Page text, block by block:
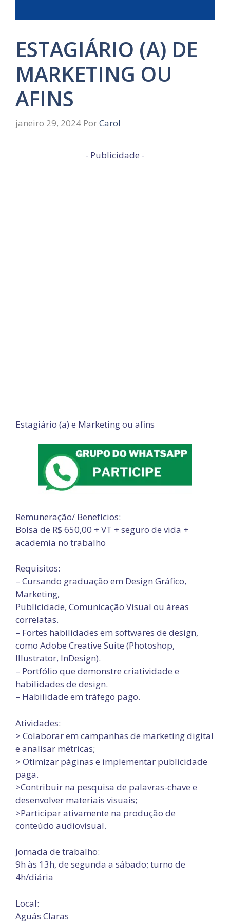
ESTAGIÁRIO (A) DE
MARKETING OU
AFINS
janeiro 29, 2024 PorCarol
- Publicidade -
Estagiário (a) e Marketing ou afins
Remuneração/ Benefícios:
Bolsa de R$ 650,00 + VT + seguro de vida +
academia no trabalho
Requisitos:
– Cursando graduação em Design Gráfico,
Marketing,
Publicidade, Comunicação Visual ou áreas
correlatas.
– Fortes habilidades em softwares de design,
como Adobe Creative Suite (Photoshop,
Illustrator, InDesign).
– Portfólio que demonstre criatividade e
habilidades de design.
– Habilidade em tráfego pago.
Atividades:
> Colaborar em campanhas de marketing digital
e analisar métricas;
> Otimizar páginas e implementar publicidade
paga.
>Contribuir na pesquisa de palavras-chave e
desenvolver materiais visuais;
>Participar ativamente na produção de
conteúdo audiovisual.
Jornada de trabalho:
9h às 13h, de segunda a sábado; turno de
4h/diária
Local:
Aguás Claras